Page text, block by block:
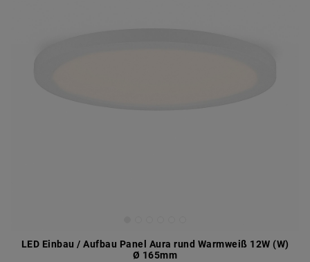
LED Einbau / Aufbau Panel Aura rund Warmweiß 12W (W)
Ø 165mm